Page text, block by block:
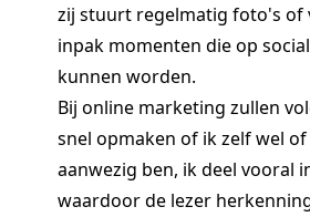
zij stuurt regelmatig foto's of
inpak momenten die op
kunnen worden.
Bij online marketing zullen
snel opmaken of ik zelf wel
aanwezig ben, ik deel vooral
waardoor de lezer